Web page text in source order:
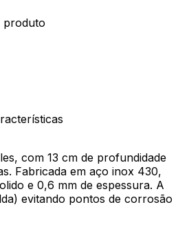
produto
com 13 cm de profundidade
Fabricada em aço inox 430,
e 0,6 mm de espessura. A
evitando pontos de corrosão